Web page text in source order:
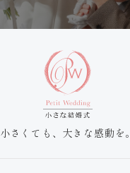
小さくても、大きな感動を。